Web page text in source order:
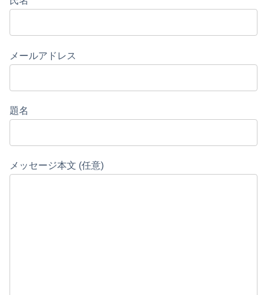
メールアドレス
題名
メッセージ本文 (任意)